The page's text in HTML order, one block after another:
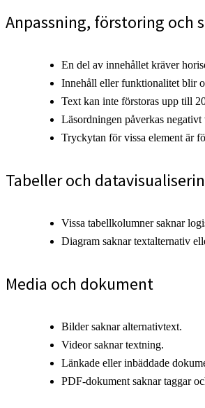
Anpassning, förstoring och
En del av innehållet kräver
Innehåll eller funktionalitet blir
Text kan inte förstoras upp till
Läsordningen påverkas
Tryckytan för vissa element är
Tabeller och
Vissa tabellkolumner saknar
Diagram saknar textalternativ
Media och dokument
Bilder saknar alternativtext.
Videor saknar textning.
Länkade eller inbäddade
PDF-dokument saknar taggar